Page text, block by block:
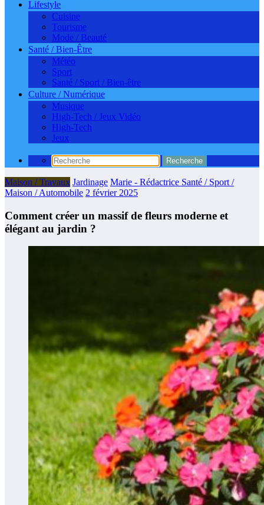
Lifestyle
Cuisine
Tourisme
Mode / Beauté
Santé / Bien-Être
Météo
Sport
Santé / Sport / Bien-être
Culture / Numérique
Musique
High-Tech / Jeux Vidéo
High-Tech
Jeux
Maison / Travaux Jardinage Marie - Rédactrice Santé / Sport /
Maison / Automobile 2 février 2025
Comment créer un massif de fleurs moderne et
élégant au jardin ?